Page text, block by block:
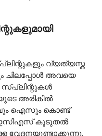
വ്യത്യസ്ത
ചിലപ്പോൾ അവയെ
സ്പ്ലിന്റുകൾ
അരികിൽ
ഐസും കൊണ്ട്
കൂടുതൽ
വേദനയുണ്ടാക്കുന്നു,